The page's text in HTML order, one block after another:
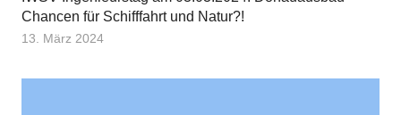
Chancen für Schifffahrt und Natur?!
13. März 2024